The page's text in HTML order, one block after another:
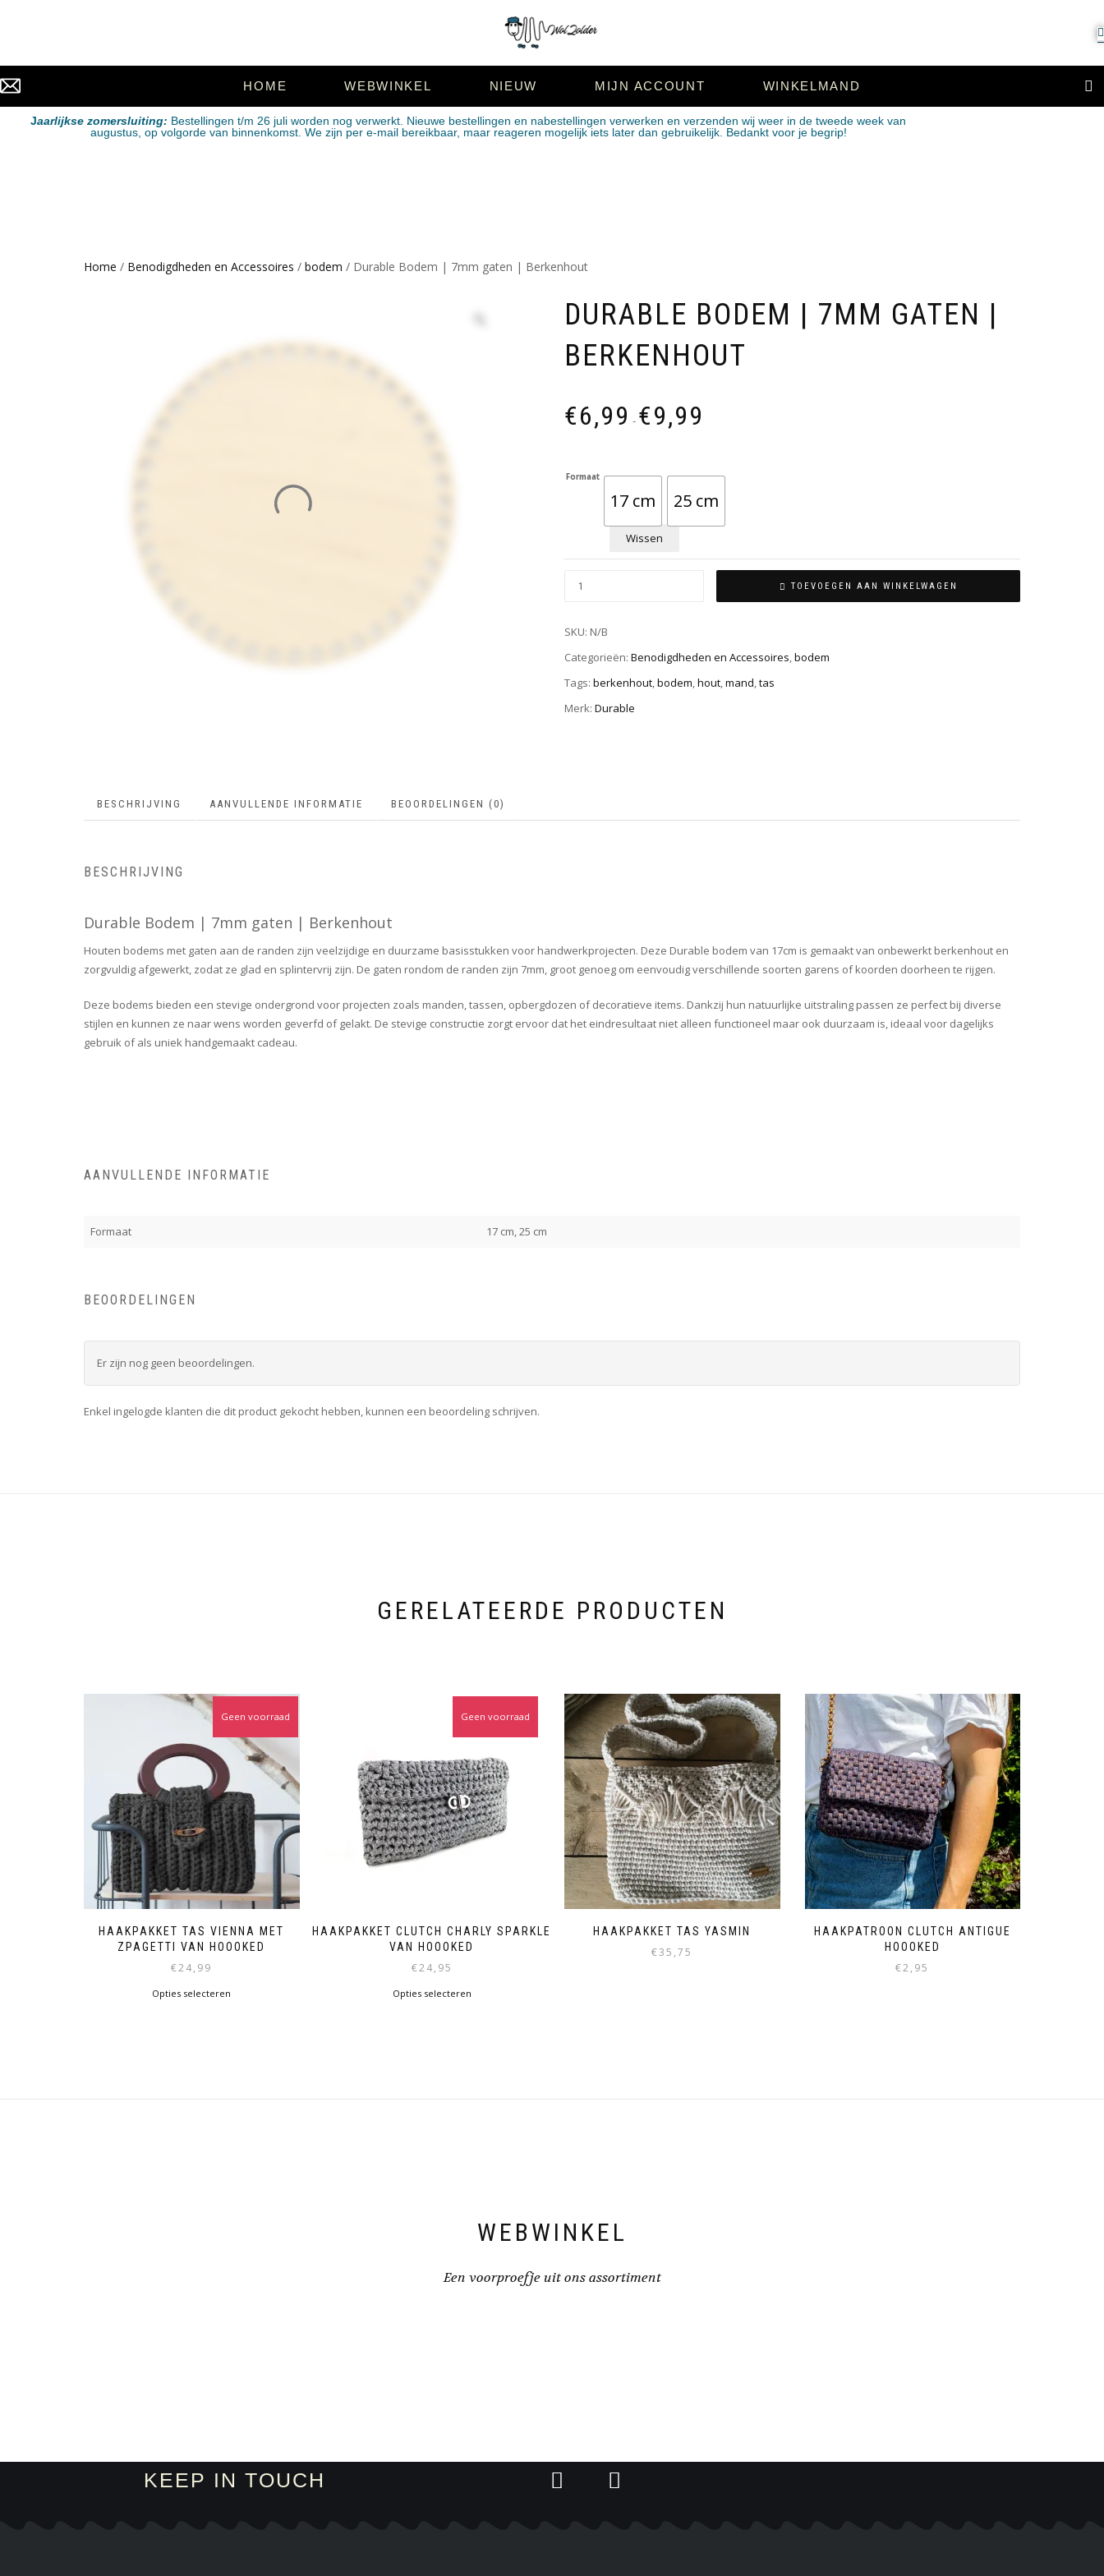
HOME WEBWINKEL NIEUW MIJN ACCOUNT WINKELMAND
Jaarlijkse zomersluiting: Bestellingen t/m 26 juli worden nog verwerkt. Nieuwe bestellingen en nabestellingen verwerken en verzenden wij weer in de tweede week van
augustus, op volgorde van binnenkomst. We zijn per e-mail bereikbaar, maar reageren mogelijk iets later dan gebruikelijk. Bedankt voor je begrip!
Home / Benodigdheden en Accessoires / bodem / Durable Bodem | 7mm gaten | Berkenhout
DURABLE BODEM | 7MM GATEN |
BERKENHOUT
€6,99 - €9,99
Formaat
17 cm 25 cm
Wissen
TOEVOEGEN AAN WINKELWAGEN
SKU: N/B
Categorieën: Benodigdheden en Accessoires,bodem
Tags: berkenhout,bodem,hout,mand,tas
Merk: Durable
BESCHRIJVING AANVULLENDE INFORMATIE BEOORDELINGEN (0)
BESCHRIJVING
Durable Bodem | 7mm gaten | Berkenhout
Houten bodems met gaten aan de randen zijn veelzijdige en duurzame basisstukken voor handwerkprojecten. Deze Durable bodem van 17cm is gemaakt van onbewerkt berkenhout en
zorgvuldig afgewerkt, zodat ze glad en splintervrij zijn. De gaten rondom de randen zijn 7mm, groot genoeg om eenvoudig verschillende soorten garens of koorden doorheen te rijgen.
Deze bodems bieden een stevige ondergrond voor projecten zoals manden, tassen, opbergdozen of decoratieve items. Dankzij hun natuurlijke uitstraling passen ze perfect bij diverse
stijlen en kunnen ze naar wens worden geverfd of gelakt. De stevige constructie zorgt ervoor dat het eindresultaat niet alleen functioneel maar ook duurzaam is, ideaal voor dagelijks
gebruik of als uniek handgemaakt cadeau.
AANVULLENDE INFORMATIE
Formaat 17 cm, 25 cm
BEOORDELINGEN
Er zijn nog geen beoordelingen.
Enkel ingelogde klanten die dit product gekocht hebben, kunnen een beoordeling schrijven.
GERELATEERDE PRODUCTEN
HAAKPAKKET TAS VIENNA MET
ZPAGETTI VAN HOOOKED
€24,99
Geen voorraad
Opties selecteren
HAAKPAKKET CLUTCH CHARLY SPARKLE
VAN HOOOKED
€24,95
Geen voorraad
Opties selecteren
HAAKPAKKET TAS YASMIN
€35,75
HAAKPATROON CLUTCH ANTIGUE
HOOOKED
€2,95
WEBWINKEL
Een voorproefje uit ons assortiment
KEEP IN TOUCH